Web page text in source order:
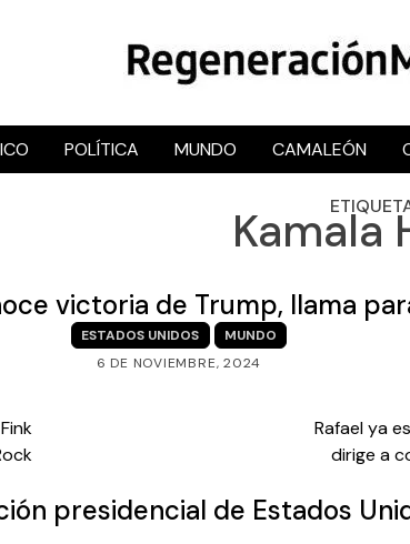
RegeneraciónMX
Sitio de noticias libre e
POLÍTICA MUNDO CAMALEÓN
Kamala
victoria de Trump, llama
ESTADOS UNIDOS
MUNDO
6 DE NOVIEMBRE, 2024
Rafael ya
dirige a
presidencial de Estados